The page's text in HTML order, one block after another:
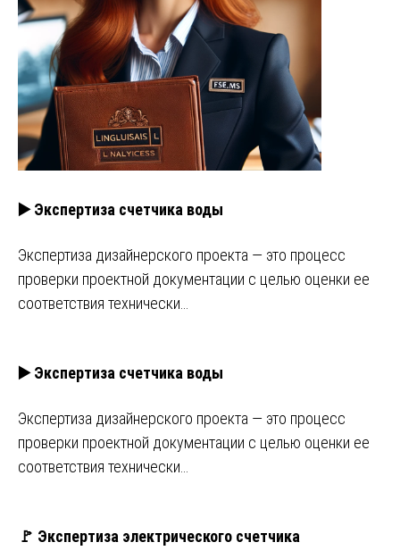
▶️ Экспертиза счетчика воды
Экспертиза дизайнерского проекта — это процесс
проверки проектной документации с целью оценки ее
соответствия технически…
▶️ Экспертиза счетчика воды
Экспертиза дизайнерского проекта — это процесс
проверки проектной документации с целью оценки ее
соответствия технически…
🚩 Экспертиза электрического счетчика